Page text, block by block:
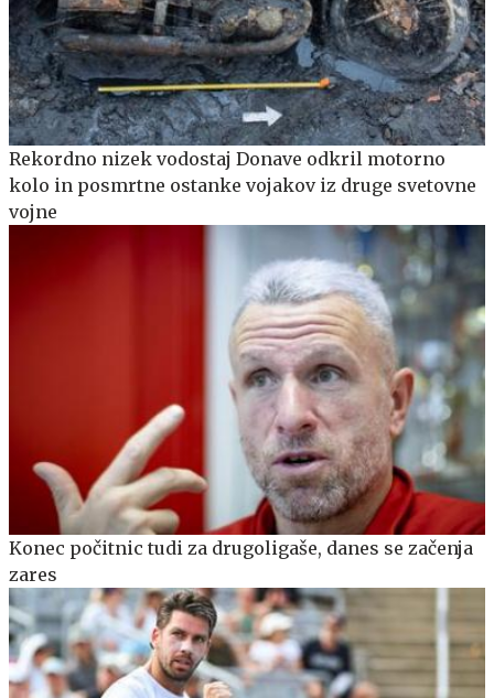
Rekordno nizek vodostaj Donave odkril motorno
kolo in posmrtne ostanke vojakov iz druge svetovne
vojne
Konec počitnic tudi za drugoligaše, danes se začenja
zares